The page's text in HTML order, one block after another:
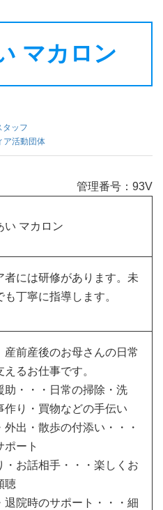
マカロン
タッフ
ア活動団体
管理番号：93V
い マカロン
者には研修があります。未
も丁寧に指導します。
産前産後のお母さんの日常
えるお仕事です。
・・・日常の掃除・洗
作り・買物などの手伝い
出・散歩の付添い・・・
ポート
お話相手・・・楽しくお
聴
院時のサポート・・・細